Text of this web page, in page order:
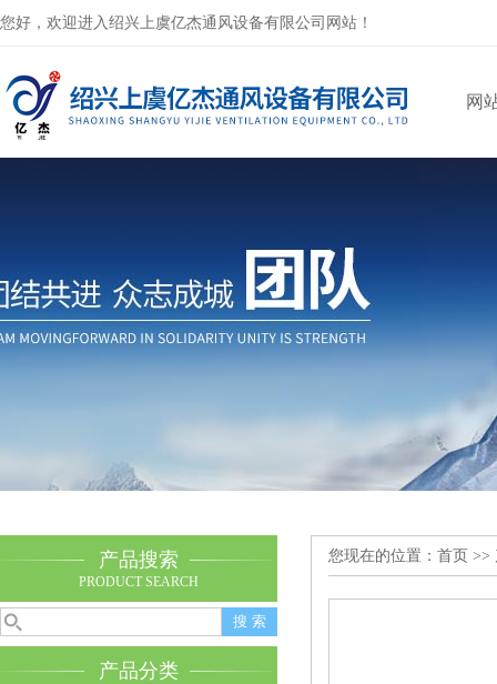
您好，欢迎进入绍兴上虞亿杰通风设备有限公司网站！
网
产品搜索
PRODUCT SEARCH
产品分类
您现在的位置： 首页 >>